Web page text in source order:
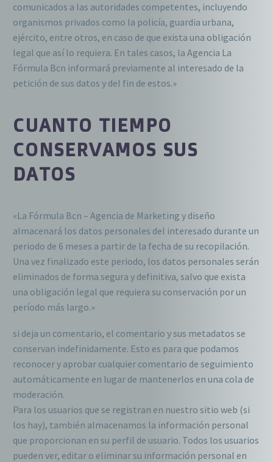
comunicados a las autoridades competentes, incluyendo
organismos privados como la policía, guardia urbana,
ejército, entre otros, en caso de que exista una obligación
legal que así lo requiera. En tales casos, la Agencia La
Fórmula Bcn informará previamente al interesado de la
petición de sus datos y del fin de estos.»
CUANTO TIEMPO
CONSERVAMOS SUS
DATOS
«La Fórmula Bcn – Agencia de Marketing y diseño
almacenará los datos personales del interesado durante un
periodo de 6 meses a partir de la fecha de su recopilación.
Una vez finalizado este periodo, los datos personales serán
eliminados de forma segura y definitiva, salvo que exista
una obligación legal que requiera su conservación por un
período más largo.»
si deja un comentario, el comentario y sus metadatos se
conservan indefinidamente. Esto es para que podamos
reconocer y aprobar cualquier comentario de seguimiento
automáticamente en lugar de mantenerlos en una cola de
moderación.
Para los usuarios que se registran en nuestro sitio web (si
los hay), también almacenamos la información personal
que proporcionan en su perfil de usuario. Todos los usuarios
pueden ver, editar o eliminar su información personal en